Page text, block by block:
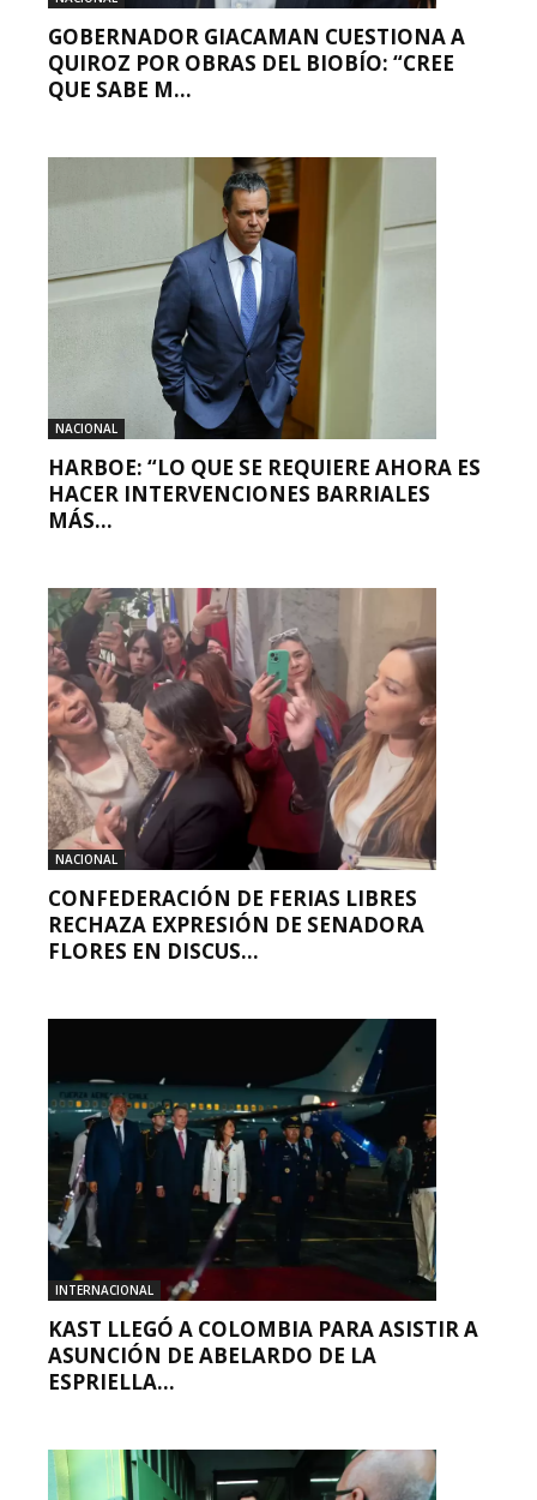
GOBERNADOR GIACAMAN CUESTIONA A
QUIROZ POR OBRAS DEL BIOBÍO: “CREE
QUE SABE M...
NACIONAL
HARBOE: “LO QUE SE REQUIERE AHORA ES
HACER INTERVENCIONES BARRIALES
MÁS...
NACIONAL
CONFEDERACIÓN DE FERIAS LIBRES
RECHAZA EXPRESIÓN DE SENADORA
FLORES EN DISCUS...
INTERNACIONAL
KAST LLEGÓ A COLOMBIA PARA ASISTIR A
ASUNCIÓN DE ABELARDO DE LA
ESPRIELLA...